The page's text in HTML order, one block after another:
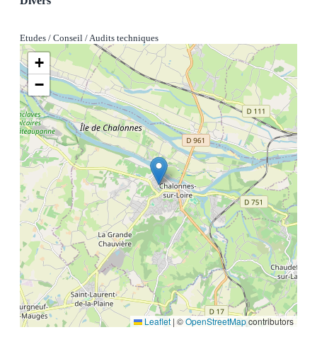
Etudes / Conseil / Audits techniques
+
−
Leaflet | ©OpenStreetMapcontributors